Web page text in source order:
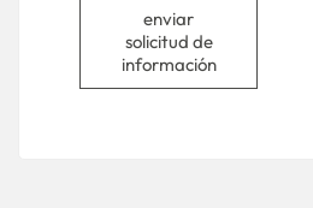
enviar
solicitud de
información